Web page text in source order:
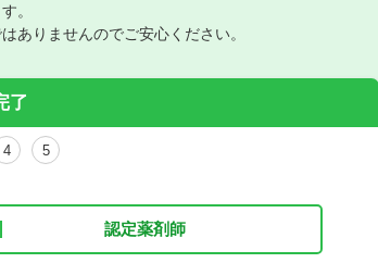
。
ありませんのでご安心ください。
了
4 5
認定薬剤師